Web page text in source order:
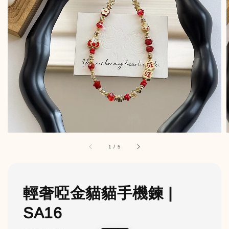
1 / 5
輕奢啞金貓貓手機鍊 |
SA16